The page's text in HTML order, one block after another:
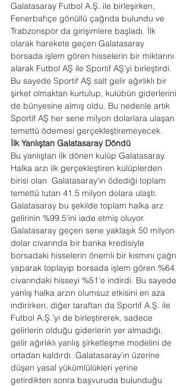
Galatasaray Futbol A.Ş. ile birleşirken,
Fenerbahçe gönüllü çağrıda bulundu ve
Trabzonspor da girişimlere başladı. İlk
olarak harekete geçen Galatasaray
borsada işlem gören hisselerin bir miktarını
alarak Futbol AŞ ile Sportif AŞ'yi birleştirdi.
Bu sayede Sportif AŞ salt gelir ağırlıklı bir
şirket olmaktan kurtulup, kulübün giderlerini
de bünyesine almış oldu. Bu nedenle artık
Sportif AŞ her sene milyon dolarlara ulaşan
temettü ödemesi gerçekleştiremeyecek.
İlk Yanlıştan Galatasaray Döndü
Bu yanlıştan ilk dönen kulüp Galatasaray.
Halka arzı ilk gerçekleştiren kulüplerden
birisi olan  Galatasaray'ın ödediği toplam
temettü tutarı 41.5 milyon dolara ulaştı.
Galatasaray bu şekilde toplam halka arz
gelirinin %99.5’ini iade etmiş oluyor.
Galatasaray geçen sene yaklaşık 50 milyon
dolar civarında bir banka kredisiyle
borsadaki hisselerin önemli bir kısmını çağrı
yaparak toplayıp borsada işlem gören %64
civarındaki hisseyi %51’e indirdi. Bu sayede
yanlış halka arzın olumsuz etkisini en aza
indirirken, diğer taraftan da Sportif A.Ş. ile
Futbol A.Ş.’yi de birleştirerek, sadece
gelirlerin olduğu giderlerin yer almadığı,
gelir ağırlıklı yanlış şirketleşme modelini de
ortadan kaldırdı. Galatasaray’ın üzerine
düşen yasal yükümlülükleri yerine
getirdikten sonra başvuruda bulunduğu